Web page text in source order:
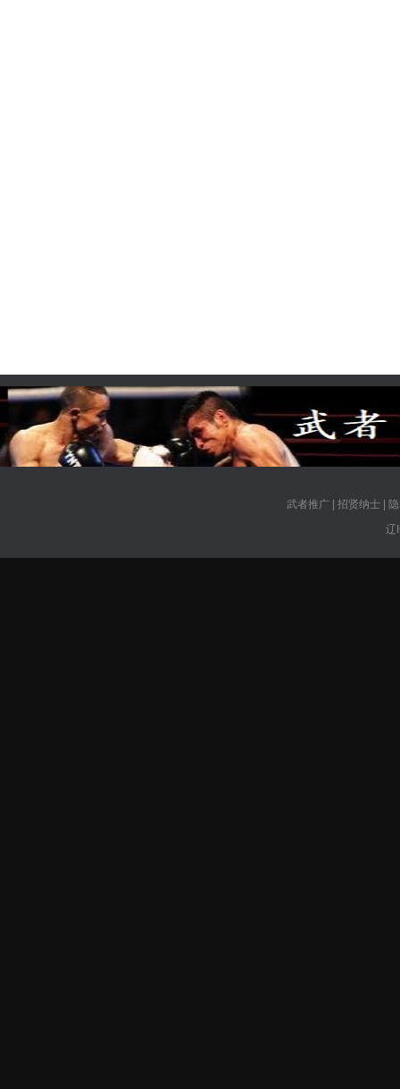
武者推广| 招贤纳士|
辽